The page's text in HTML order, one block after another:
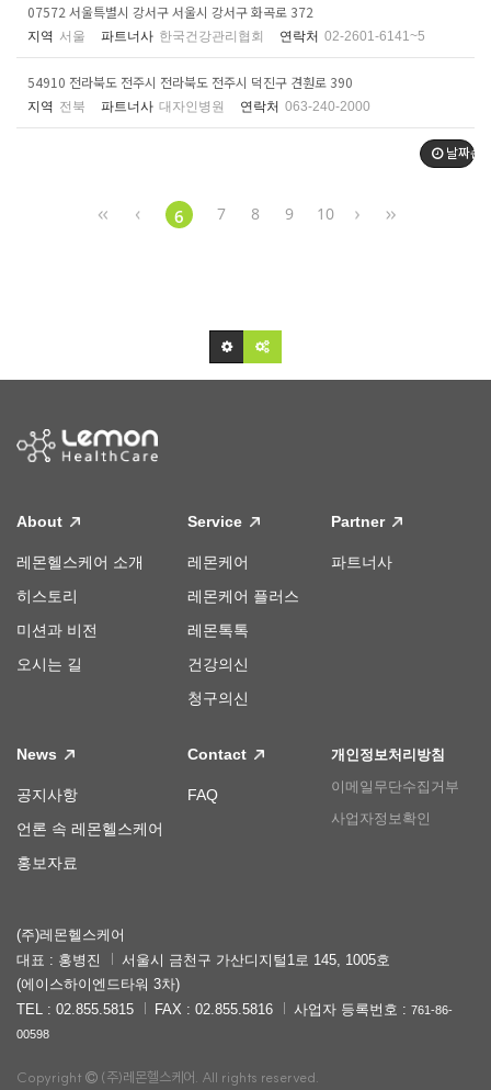
07572 서울특별시 강서구 서울시 강서구 화곡로 372
지역 서울 파트너사 한국건강관리협회 연락처 02-2601-6141~5
54910 전라북도 전주시 전라북도 전주시 덕진구 견훤로 390
지역 전북 파트너사 대자인병원 연락처 063-240-2000
날짜순
6 7 8 9 10
About
레몬헬스케어 소개
히스토리
미션과 비전
오시는 길
Service
레몬케어
레몬케어 플러스
레몬톡톡
건강의신
청구의신
Partner
파트너사
News
공지사항
언론 속 레몬헬스케어
홍보자료
Contact
FAQ
개인정보처리방침
이메일무단수집거부
사업자정보확인
(주)레몬헬스케어
대표 : 홍병진
서울시 금천구 가산디지털1로 145, 1005호
(에이스하이엔드타워 3차)
TEL : 02.855.5815
FAX : 02.855.5816 사업자 등록번호 : 761-86-
00598
Copyright (주)레몬헬스케어. All rights reserved.